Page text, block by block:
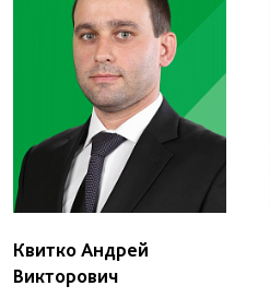
Квитко Андрей
Викторович